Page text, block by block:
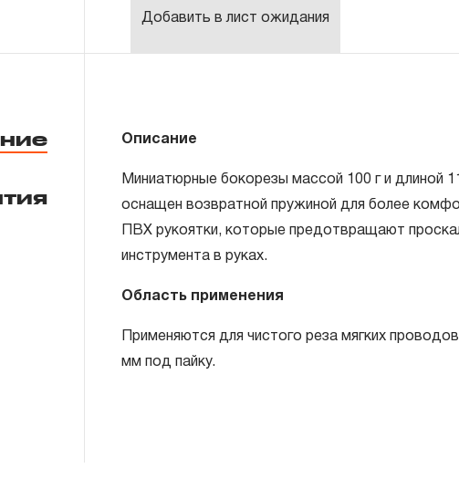
Добавить в лист ожидания
Описание
Миниатюрные бокорезы массой 100 г и длиной
оснащен возвратной пружиной для более
ПВХ рукоятки, которые предотвращают
инструмента в руках.
Область применения
Применяются для чистого реза мягких
мм под пайку.
ГАРАНТИЙНЫЕ ОБЯЗАТЕЛЬСТВА.
неограниченного срока поддержания
течение всего периода эксплуатации изделия, а